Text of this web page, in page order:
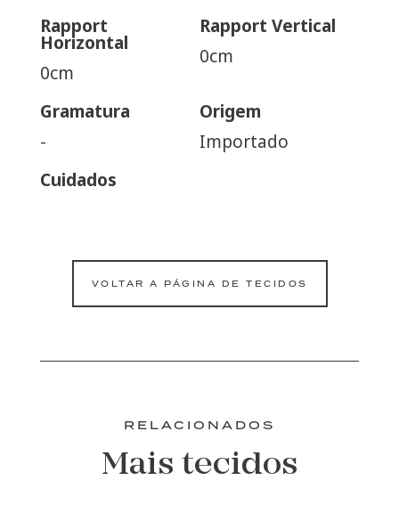
Rapport
Horizontal
0cm
Rapport Vertical
0cm
Gramatura
-
Origem
Importado
Cuidados
VOLTAR A PÁGINA DE TECIDOS
RELACIONADOS
Mais tecidos